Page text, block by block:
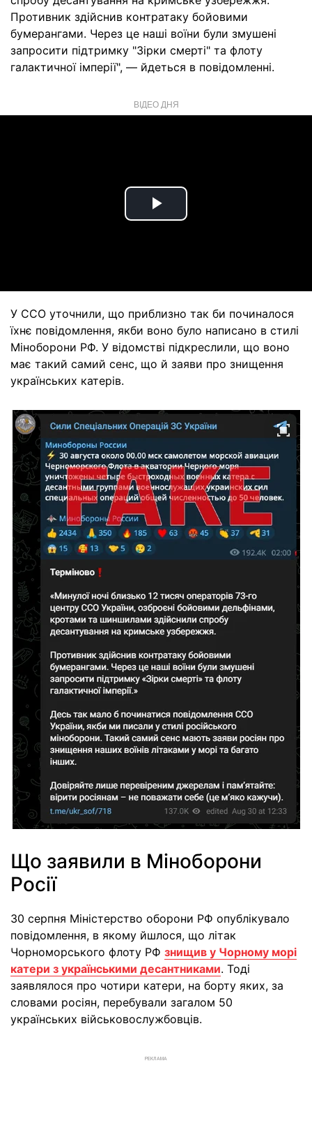
Противник здійснив контратаку бойовими
бумерангами. Через це наші воїни були змушені
запросити підтримку "Зірки смерті" та флоту
галактичної імперії", — йдеться в повідомленні.
ВІДЕО ДНЯ
Play
У ССО уточнили, що приблизно так би починалося
їхнє повідомлення, якби воно було написано в стилі
Міноборони РФ. У відомстві підкреслили, що воно
має такий самий сенс, що й заяви про знищення
українських катерів.
Що заявили в Міноборони
Росії
30 серпня Міністерство оборони РФ опублікувало
повідомлення, в якому йшлося, що літак
Чорноморського флоту РФ знищив у Чорному морі
катери з українськими десантниками. Тоді
заявлялося про чотири катери, на борту яких, за
словами росіян, перебували загалом 50
українських військовослужбовців.
РЕКЛАМА